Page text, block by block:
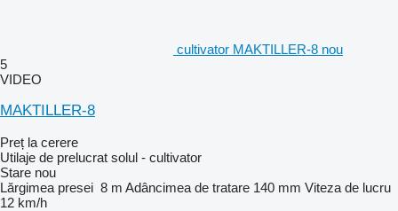
cultivator MAKTILLER-8 nou
5
VIDEO
MAKTILLER-8
Preț la cerere
Utilaje de prelucrat solul - cultivator
Stare nou
Lărgimea presei 8 m Adâncimea de tratare 140 mm Viteza de lucru
12 km/h